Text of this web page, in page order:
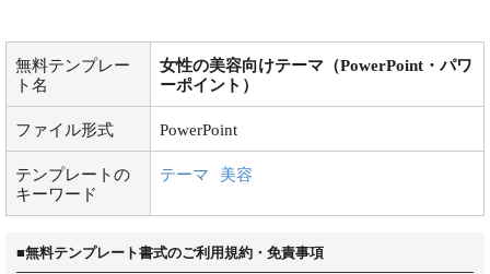
無料テンプレー
ト名
女性の美容向けテーマ（PowerPoint・パワ
ーポイント）
ファイル形式 PowerPoint
テンプレートの
キーワード
テーマ 美容
■無料テンプレート書式のご利用規約・免責事項